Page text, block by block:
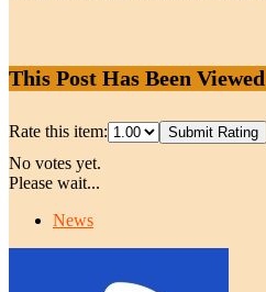
This Post Has Been Viewed
Rate this item: Submit Rating
No votes yet.
Please wait...
News